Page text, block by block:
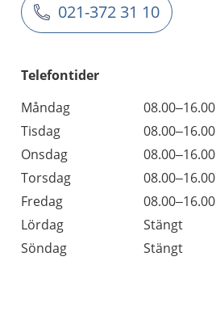
021-372 31 10
Telefontider
Måndag
08.00–16.00
Tisdag
08.00–16.00
Onsdag
08.00–16.00
Torsdag
08.00–16.00
Fredag
08.00–16.00
Lördag
Stängt
Söndag
Stängt